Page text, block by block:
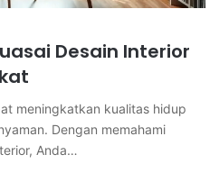
Desain Interior
meningkatkan kualitas hidup
Dengan memahami
Anda…